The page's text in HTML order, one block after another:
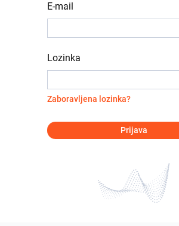
E-mail
Lozinka
Zaboravljena lozinka?
Prijava